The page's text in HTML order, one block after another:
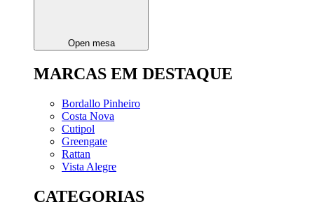
Open mesa
MARCAS EM DESTAQUE
Bordallo Pinheiro
Costa Nova
Cutipol
Greengate
Rattan
Vista Alegre
CATEGORIAS